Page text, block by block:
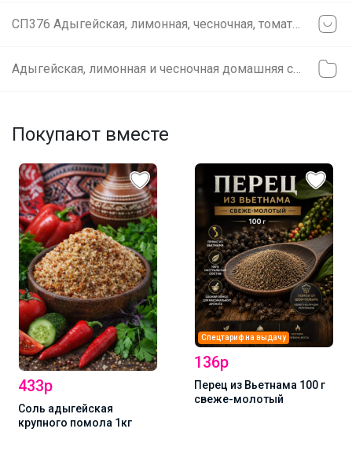
Покупают вместе
433р
Соль адыгейская
крупного помола 1кг
Спецтариф на выдачу
136р
Перец из Вьетнама 100 г
свеже-молотый